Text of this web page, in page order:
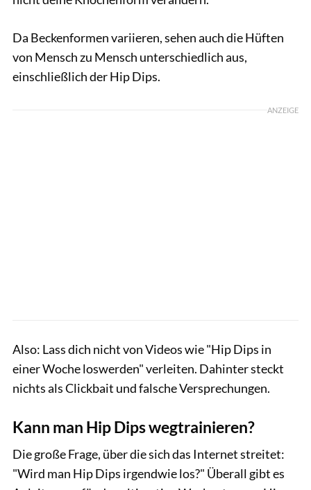
Da Beckenformen variieren, sehen auch die Hüften
von Mensch zu Mensch unterschiedlich aus,
einschließlich der Hip Dips.
ANZEIGE
Also: Lass dich nicht von Videos wie "Hip Dips in
einer Woche loswerden" verleiten. Dahinter steckt
nichts als Clickbait und falsche Versprechungen.
Kann man Hip Dips wegtrainieren?
Die große Frage, über die sich das Internet streitet:
"Wird man Hip Dips irgendwie los?" Überall gibt es